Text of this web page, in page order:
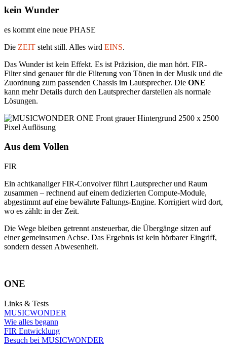
kein Wunder
es kommt eine neue PHASE
Die ZEIT steht still. Alles wird EINS.
Das Wunder ist kein Effekt. Es ist Präzision, die man hört. FIR-
Filter sind genauer für die Filterung von Tönen in der Musik und die
Zuordnung zum passenden Chassis im Lautsprecher. Die ONE
kann mehr Details durch den Lautsprecher darstellen als normale
Lösungen.
Aus dem Vollen
FIR
Ein achtkanaliger FIR-Convolver führt Lautsprecher und Raum
zusammen – rechnend auf einem dedizierten Compute-Module,
abgestimmt auf eine bewährte Faltungs-Engine. Korrigiert wird dort,
wo es zählt: in der Zeit.
Die Wege bleiben getrennt ansteuerbar, die Übergänge sitzen auf
einer gemeinsamen Achse. Das Ergebnis ist kein hörbarer Eingriff,
sondern dessen Abwesenheit.
ONE
Links & Tests
MUSICWONDER
Wie alles begann
FIR Entwicklung
Besuch bei MUSICWONDER